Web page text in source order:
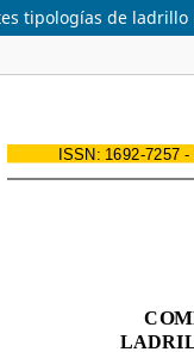
tipologías de